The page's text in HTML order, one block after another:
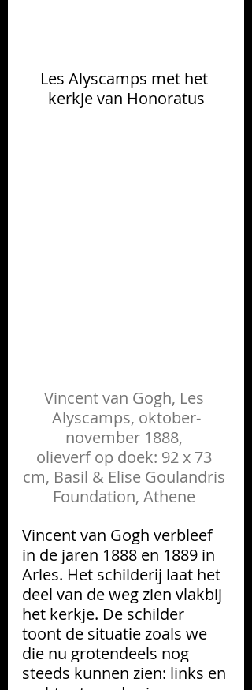
Les Alyscamps met het
kerkje van Honoratus
Vincent van Gogh, Les
Alyscamps, oktober-
november 1888,
olieverf op doek: 92 x 73
cm, Basil & Elise Goulandris
Foundation, Athene
Vincent van Gogh verbleef
in de jaren 1888 en 1889 in
Arles. Het schilderij laat het
deel van de weg zien vlakbij
het kerkje. De schilder
toont de situatie zoals we
die nu grotendeels nog
steeds kunnen zien: links en